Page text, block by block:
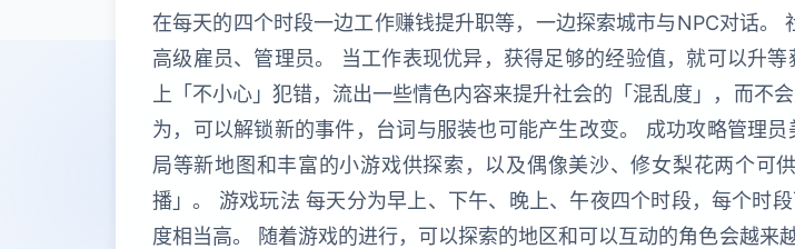
在每天的四个时段一边工作赚钱提升职等，一边探索城市与NPC对话。
高级雇员、管理员。 当工作表现优异，获得足够的经验值，就可以升
上「不小心」犯错，流出一些情色内容来提升社会的「混乱度」，而
为，可以解锁新的事件，台词与服装也可能产生改变。 成功攻略管理
局等新地图和丰富的小游戏供探索，以及偶像美沙、修女梨花两个可
播」。 游戏玩法 每天分为早上、下午、晚上、午夜四个时段，每个时
度相当高。 随着游戏的进行，可以探索的地区和可以互动的角色会越